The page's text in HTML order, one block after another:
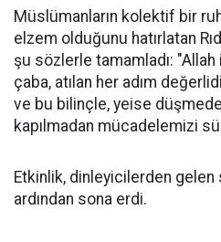
Müslümanların kolektif bir
elzem olduğunu hatırlatan
şu sözlerle tamamladı:
çaba, atılan her adım
ve bu bilinçle, yeise
kapılmadan mücadelemizi
Etkinlik, dinleyicilerden gelen
ardından sona erdi.